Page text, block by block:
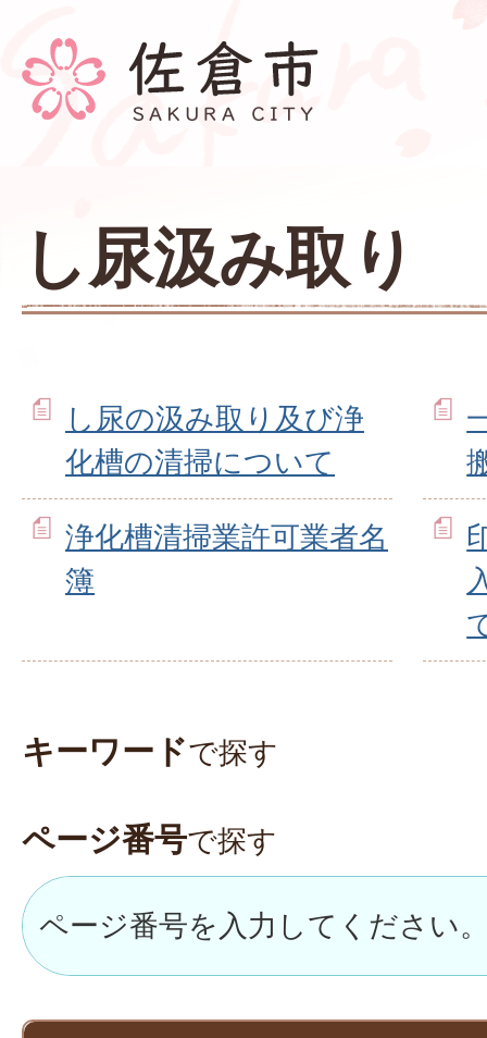
し尿汲み取り
し尿の汲み取り及び浄
化槽の清掃について
浄化槽清掃業許可業者名
簿
キーワードで探す
ページ番号で探す